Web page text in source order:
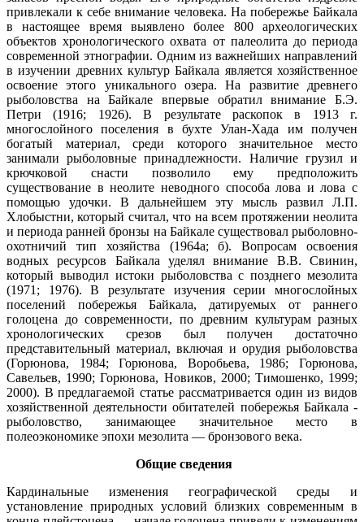
привлекали к себе внимание человека. На побережье Байкала
в настоящее время выявлено более 800 археологических
объектов хронологического охвата от палеолита до периода
современной этнографии. Одним из важнейших направлений
в изучении древних культур Байкала является хозяйственное
освоение этого уникального озера. На развитие древнего
рыболовства на Байкале впервые обратил внимание Б.Э.
Петри (1916; 1926). В результате раскопок в 1913 г.
многослойного поселения в бухте Улан-Хада им получен
богатый материал, среди которого значительное место
занимали рыболовные принадлежности. Наличие грузил и
крючковой снасти позволило ему предположить
существование в неолите неводного способа лова и лова с
помощью удочки. В дальнейшем эту мысль развил Л.П.
Хлобыстни, который считал, что на всем протяжении неолита
и периода ранней бронзы на Байкале существовал рыболовно-
охотничий тип хозяйства (1964а; б). Вопросам освоения
водных ресурсов Байкала уделял внимание В.В. Свинин,
который выводил истоки рыболовства с позднего мезолита
(1971; 1976). В результате изучения серии многослойных
поселений побережья Байкала, датируемых от раннего
голоцена до современности, по древним культурам разных
хронологических срезов был получен достаточно
представительный материал, включая и орудия рыболовства
(Горюнова, 1984; Горюнова, Воробьева, 1986; Горюнова,
Савельев, 1990; Горюнова, Новиков, 2000; Тимошенко, 1999;
2000). В предлагаемой статье рассматривается один из видов
хозяйственной деятельности обитателей побережья Байкала ‑
рыболовство, занимающее значительное место в
полеоэкономике эпохи мезолита — бронзового века.
Общие сведения
Кардинальные изменения географической среды и
установление природных условий близких современным в